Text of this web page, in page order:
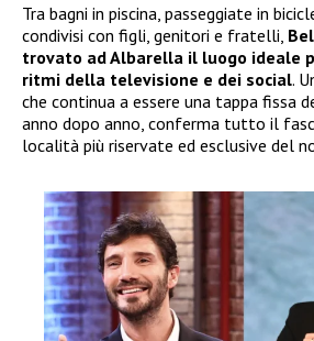
Tra bagni in piscina, passeggiate in
condivisi con figli, genitori e fratelli,
trovato ad Albarella il luogo ideale
ritmi della televisione e dei social.
che continua a essere una tappa fissa
anno dopo anno, conferma tutto il
località più riservate ed esclusive del